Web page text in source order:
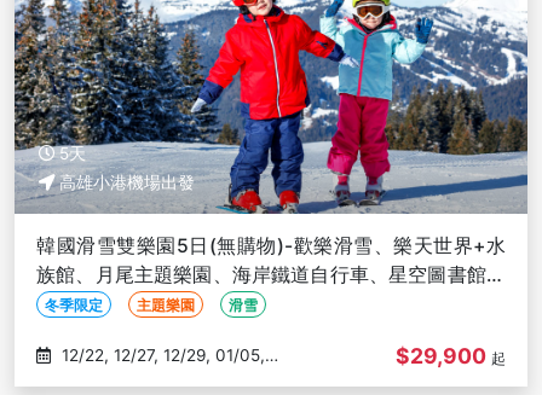
5天
高雄小港機場出發
韓國滑雪雙樂園5日(無購物)-歡樂滑雪、樂天世界+水
族館、月尾主題樂園、海岸鐵道自行車、星空圖書館、
恩平韓屋村-高雄出發
冬季限定 主題樂園 滑雪
01/09
$29,900 起